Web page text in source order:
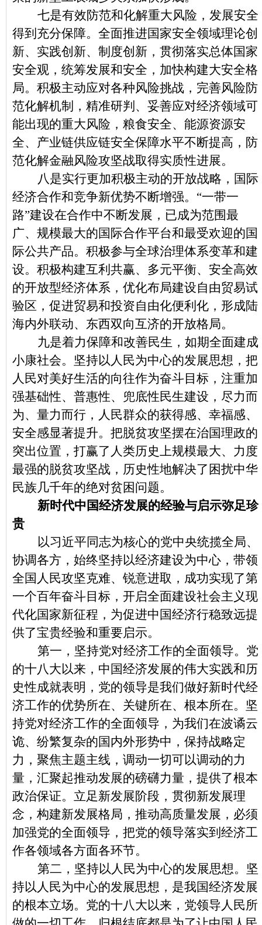
七是有效防范和化解重大风险，发展安全
得到充分保障。全面推进国家安全领域理论创
新、实践创新、制度创新，贯彻落实总体国家
安全观，统筹发展和安全，加快构建大安全格
局。积极主动应对各种风险挑战，完善风险防
范化解机制，精准研判、妥善应对经济领域可
能出现的重大风险，粮食安全、能源资源安
全、产业链供应链安全保障水平不断提高，防
范化解金融风险攻坚战取得实质性进展。
八是实行更加积极主动的开放战略，国际
经济合作和竞争新优势不断增强。“一带一
路”建设在合作中不断发展，已成为范围最
广、规模最大的国际合作平台和最受欢迎的国
际公共产品。积极参与全球治理体系变革和建
设。积极构建互利共赢、多元平衡、安全高效
的开放型经济体系，优化布局建设自由贸易试
验区，促进贸易和投资自由化便利化，形成陆
海内外联动、东西双向互济的开放格局。
九是着力保障和改善民生，如期全面建成
小康社会。坚持以人民为中心的发展思想，把
人民对美好生活的向往作为奋斗目标，注重加
强基础性、普惠性、兜底性民生建设，尽力而
为、量力而行，人民群众的获得感、幸福感、
安全感显著提升。把脱贫攻坚摆在治国理政的
突出位置，打赢了人类历史上规模最大、力度
最强的脱贫攻坚战，历史性地解决了困扰中华
民族几千年的绝对贫困问题。
新时代中国经济发展的经验与启示弥足珍
贵
以习近平同志为核心的党中央统揽全局、
协调各方，始终坚持以经济建设为中心，带领
全国人民攻坚克难、锐意进取，成功实现了第
一个百年奋斗目标，开启全面建设社会主义现
代化国家新征程，为促进中国经济行稳致远提
供了宝贵经验和重要启示。
第一，坚持党对经济工作的全面领导。党
的十八大以来，中国经济发展的伟大实践和历
史性成就表明，党的领导是我们做好新时代经
济工作的优势所在、关键所在、根本所在。坚
持党对经济工作的全面领导，为我们在波谲云
诡、纷繁复杂的国内外形势中，保持战略定
力，聚焦主题主线，调动一切可以调动的力
量，汇聚起推动发展的磅礴力量，提供了根本
政治保证。立足新发展阶段，贯彻新发展理
念，构建新发展格局，推动高质量发展，必须
加强党的全面领导，把党的领导落实到经济工
作各领域各方面各环节。
第二，坚持以人民为中心的发展思想。坚
持以人民为中心的发展思想，是我国经济发展
的根本立场。党的十八大以来，党领导人民所